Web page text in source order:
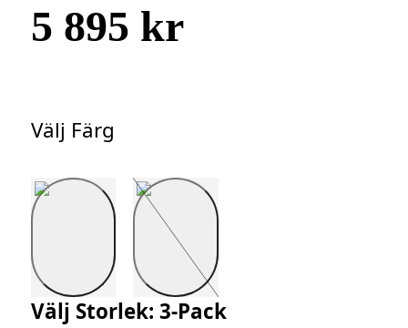
5 895 kr
Välj Färg
Välj Färg
Välj Storlek: 3-Pack